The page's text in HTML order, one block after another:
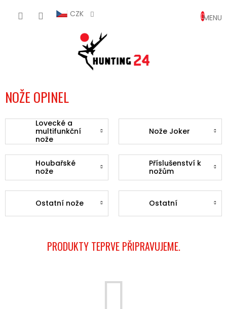
CZK
KOŠÍK
NOŽE OPINEL
Lovecké a
multifunkční
nože
Nože Joker
Houbařské
nože
Příslušenství k
nožům
Ostatní nože Ostatní
PRODUKTY TEPRVE PŘIPRAVUJEME.